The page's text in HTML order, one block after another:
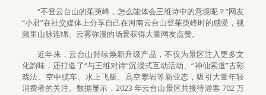
“不登云台山的茱萸峰，怎么能体会王维诗中的意境呢？”网友
“小君”在社交媒体上分享自己在河南云台山登茱萸峰时的感受，视
频里山脉连绵、云雾弥漫的场景获得大量网友点赞。
近年来，云台山持续焕新升级产品，不仅为景区注入更多文
化韵味，还打造了“与王维对诗”沉浸式互动活动、“神仙索道”古彩
戏法、空中缆车、水上飞艇、高空攀岩等新业态，吸引大量年轻
消费者的关注。数据显示，2023 年云台山景区共接待游客 702 万